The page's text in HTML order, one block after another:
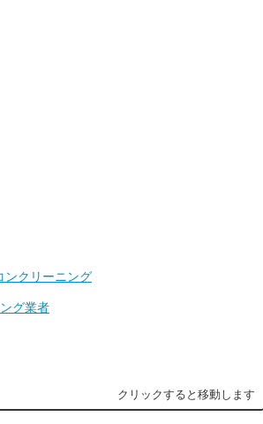
ンクリーニング
グ業者